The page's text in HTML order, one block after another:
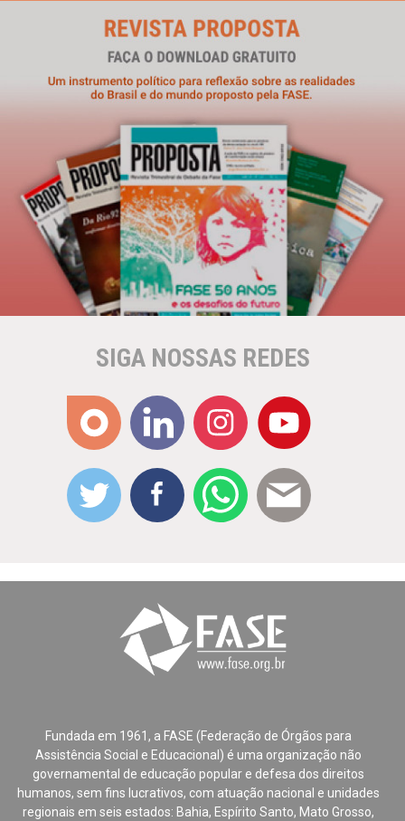
SIGA NOSSAS REDES
Fundada em 1961, a FASE (Federação de Órgãos para
Assistência Social e Educacional) é uma organização não
governamental de educação popular e defesa dos direitos
humanos, sem fins lucrativos, com atuação nacional e unidades
regionais em seis estados: Bahia, Espírito Santo, Mato Grosso,